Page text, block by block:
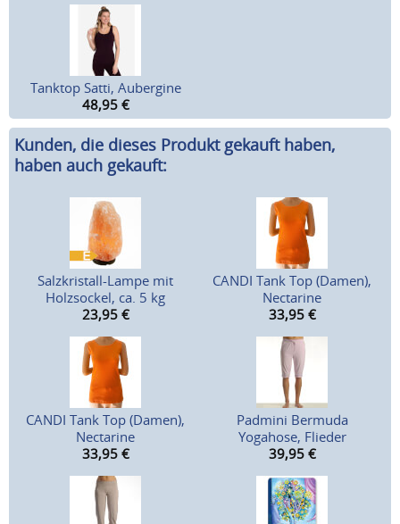
Tanktop Satti, Aubergine
48,95 €
Kunden, die dieses Produkt gekauft haben,
haben auch gekauft:
Salzkristall-Lampe mit
Holzsockel, ca. 5 kg
23,95 €
CANDI Tank Top (Damen),
Nectarine
33,95 €
CANDI Tank Top (Damen),
Nectarine
33,95 €
Padmini Bermuda
Yogahose, Flieder
39,95 €